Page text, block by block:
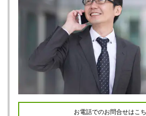
お電話でのお問合せはこ